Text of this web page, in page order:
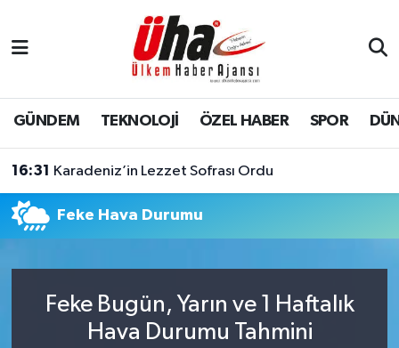
GÜNDEM TEKNOLOJİ ÖZEL HABER SPOR
16:31 Karadeniz’in Lezzet Sofrası Ordu
Feke Hava Durumu
Feke Bugün, Yarın ve 1 Haftalık
Hava Durumu Tahmini
İstanbul Nöbetçi Eczaneler
İstanbul Hava Durumu
Tüm Manşetler
Son Dakika Haberleri